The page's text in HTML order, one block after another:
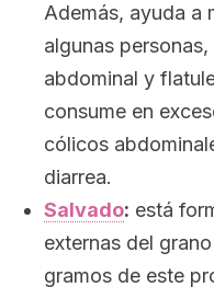
Además, ayuda a
algunas
abdominal y
consume en
cólicos
diarrea.
Salvado: está
externas del
gramos de este